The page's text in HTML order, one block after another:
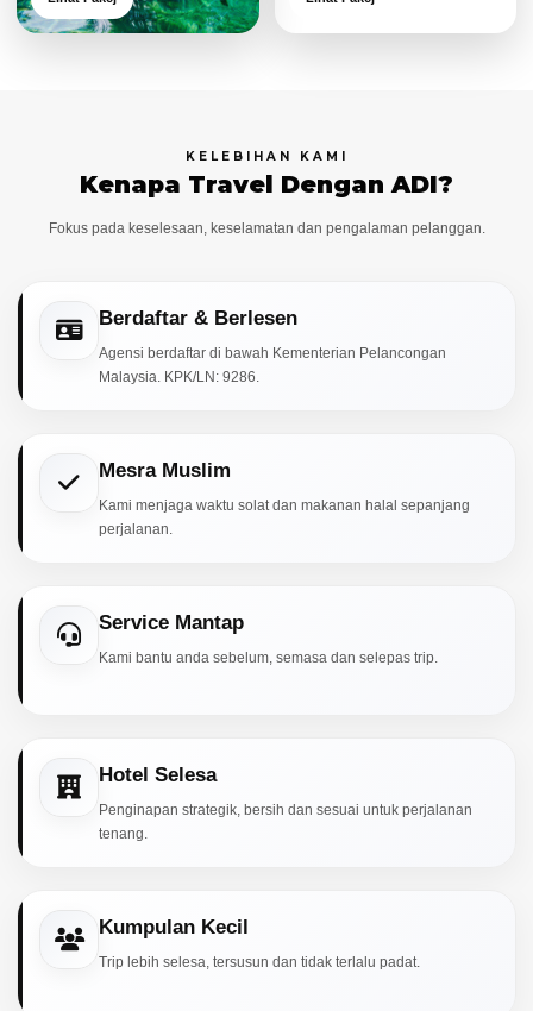
KELEBIHAN KAMI
Kenapa Travel Dengan ADI?
Fokus pada keselesaan, keselamatan dan pengalaman pelanggan.
Berdaftar & Berlesen
Agensi berdaftar di bawah Kementerian Pelancongan
Malaysia. KPK/LN: 9286.
Mesra Muslim
Kami menjaga waktu solat dan makanan halal sepanjang
perjalanan.
Service Mantap
Kami bantu anda sebelum, semasa dan selepas trip.
Hotel Selesa
Penginapan strategik, bersih dan sesuai untuk perjalanan
tenang.
Kumpulan Kecil
Trip lebih selesa, tersusun dan tidak terlalu padat.